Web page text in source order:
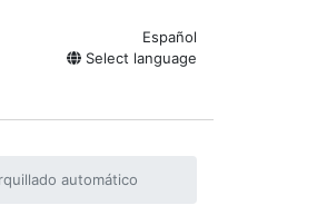
Español
Select language
automático